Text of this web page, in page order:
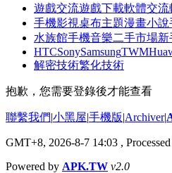
遊戲交流遊戲下載軟體交流
手機影視桌布主題漫畫小說
水族館手機音樂二手市場新
HTCSonySamsungTWM
解密技術繁化技術
抱歉，您需要登錄後才能查看
聯繫我們|小黑屋|手機版|Archiver|
GMT+8, 2026-8-7 14:03 ,
Powered by APK.TW v2.0